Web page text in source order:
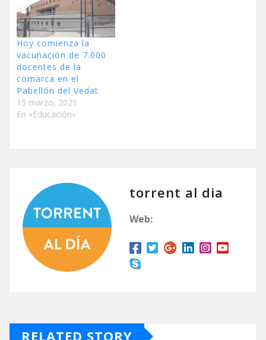
Hoy comienza la
vacunación de 7.000
docentes de la
comarca en el
Pabellón del Vedat
15 marzo, 2021
En «Educación»
torrent al dia
Web:
RELATED STORY